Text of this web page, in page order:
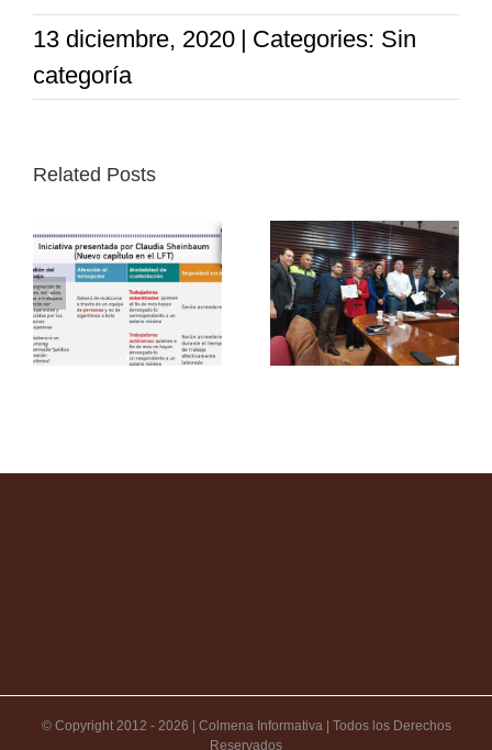
13 diciembre, 2020 | Categories: Sin
categoría
Related Posts
© Copyright 2012 - 2026 | Colmena Informativa | Todos los Derechos
Reservados